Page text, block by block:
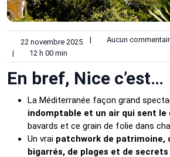
22 novembre 2025 | Aucun
|
12 h 00 min
En bref, Nice c’est…
La Méditerranée façon grand
indomptable et un air qui sent le
bavards et ce grain de folie dans
Un vrai patchwork de patrimoine,
bigarrés, de plages et de